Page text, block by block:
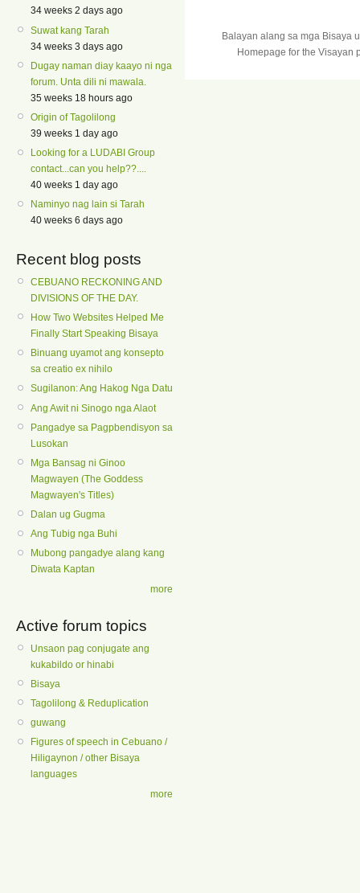
34 weeks 2 days ago
Suwat kang Tarah
34 weeks 3 days ago
Dugay naman diay kaayo ni nga
forum. Unta dili ni mawala.
35 weeks 18 hours ago
Origin of Tagolilong
39 weeks 1 day ago
Looking for a LUDABI Group
contact...can you help??....
40 weeks 1 day ago
Naminyo nag lain si Tarah
40 weeks 6 days ago
Recent blog posts
CEBUANO RECKONING AND
DIVISIONS OF THE DAY.
How Two Websites Helped Me
Finally Start Speaking Bisaya
Binuang uyamot ang konsepto
sa creatio ex nihilo
Sugilanon: Ang Hakog Nga Datu
Ang Awit ni Sinogo nga Alaot
Pangadye sa Pagpbendisyon sa
Lusokan
Mga Bansag ni Ginoo
Magwayen (The Goddess
Magwayen's Titles)
Dalan ug Gugma
Ang Tubig nga Buhi
Mubong pangadye alang kang
Diwata Kaptan
more
Active forum topics
Unsaon pag conjugate ang
kukabildo or hinabi
Bisaya
Tagolilong & Reduplication
guwang
Figures of speech in Cebuano /
Hiligaynon / other Bisaya
languages
more
Balayan alang sa mga Bisaya
Homepage for the Visayan